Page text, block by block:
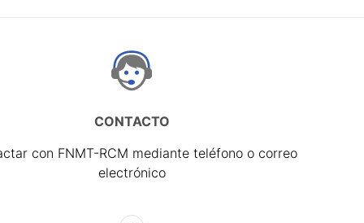
CONTACTO
con FNMT-RCM mediante teléfono o correo
electrónico